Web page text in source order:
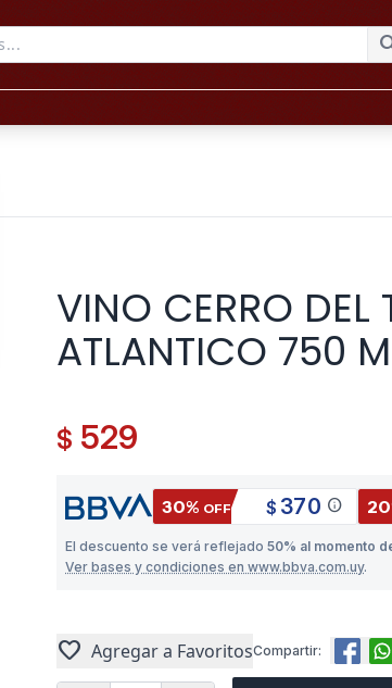
VINO CERRO
ATLANTICO 750
$ 529
30% OFF $ 370 info
El descuento se verá reflejado 50% al momento
Ver bases y condiciones en www.bbva.com.uy.
Compartir:
favorite Agregar a Favoritos